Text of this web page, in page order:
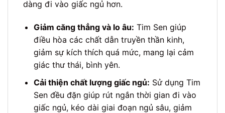
dàng đi vào giấc ngủ hơn.
Giảm căng thẳng và lo âu: Tim Sen giúp
điều hòa các chất dẫn truyền thần kinh,
giảm sự kích thích quá mức, mang lại cảm
giác thư thái, bình yên.
Cải thiện chất lượng giấc ngủ: Sử dụng Tim
Sen đều đặn giúp rút ngắn thời gian đi vào
giấc ngủ, kéo dài giai đoạn ngủ sâu, giảm